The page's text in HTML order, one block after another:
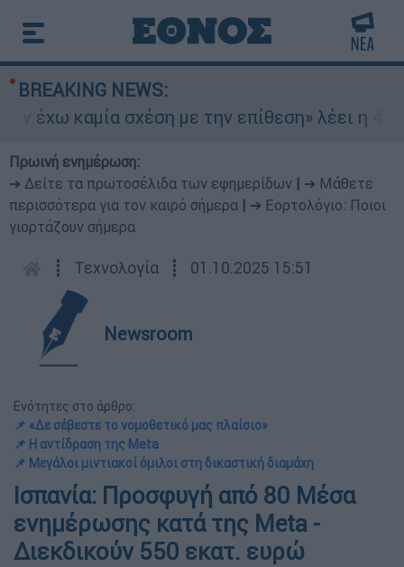
BREAKING NEWS:
καμία σχέση με την επίθεση» λέει η
Πρωινή ενημέρωση:
➔ Δείτε τα πρωτοσέλιδα των εφημερίδων
➔ Μάθετε
περισσότερα για τον καιρό σήμερα
➔ Εορτολόγιο: Ποιοι
γιορτάζουν σήμερα
┋ Τεχνολογία ┋ 01.10.2025 15:51
Newsroom
Ενότητες στο άρθρο:
📌 «Δε σέβεστε το νομοθετικό μας πλαίσιο»
📌 Η αντίδραση της Meta
📌 Μεγάλοι μιντιακοί όμιλοι στη δικαστική διαμάχη
Ισπανία: Προσφυγή από 80 Μέσα
ενημέρωσης κατά της Meta -
Διεκδικούν 550 εκατ. ευρώ